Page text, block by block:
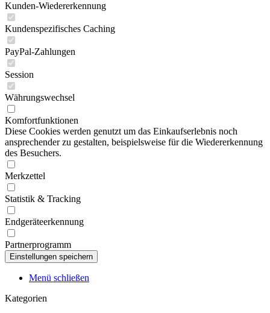
Kunden-Wiedererkennung
Kundenspezifisches Caching
PayPal-Zahlungen
Session
Währungswechsel
Komfortfunktionen
Diese Cookies werden genutzt um das Einkaufserlebnis noch
ansprechender zu gestalten, beispielsweise für die Wiedererkennung
des Besuchers.
Merkzettel
Statistik & Tracking
Endgeräteerkennung
Partnerprogramm
Menü schließen
Kategorien